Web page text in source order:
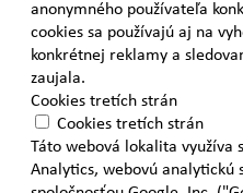
anonymného používateľa
cookies sa používajú aj na
konkrétnej reklamy a
zaujala.
Cookies tretích strán
Cookies tretích strán
Táto webová lokalita využíva
Analytics, webovú analytickú